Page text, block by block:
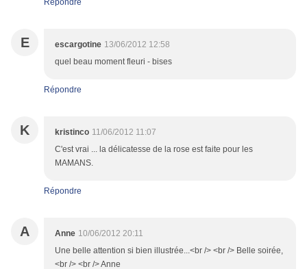
Répondre
E escargotine 13/06/2012 12:58
quel beau moment fleuri - bises
Répondre
K kristinco 11/06/2012 11:07
C'est vrai ... la délicatesse de la rose est faite pour les
MAMANS.
Répondre
A Anne 10/06/2012 20:11
Une belle attention si bien illustrée...<br /> <br /> Belle soirée,
<br /> <br /> Anne